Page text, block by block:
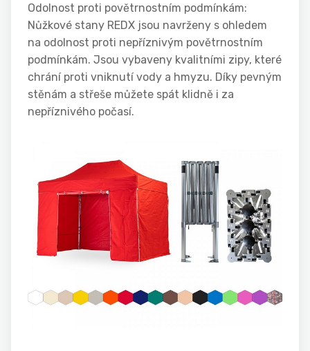
Odolnost proti povětrnostním podmínkám:
Nůžkové stany REDX jsou navrženy s ohledem
na odolnost proti nepříznivým povětrnostním
podmínkám. Jsou vybaveny kvalitními zipy, které
chrání proti vniknutí vody a hmyzu. Díky pevným
stěnám a střeše můžete spát klidně i za
nepříznivého počasí.